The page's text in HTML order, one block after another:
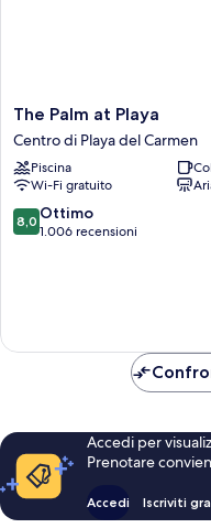
The
Palm
at
Playa
Centro
di
Playa
The Palm at Playa
Centro di Playa del Carmen
Piscina
Wi-Fi gratuito
8.0
su
8,0 Ottimo
1.006 recensioni
Accedi per
Prenotare
Accedi Iscriviti